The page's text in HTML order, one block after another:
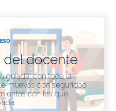
del docente
guiada" con toda la
muevas con seguridad
con las que